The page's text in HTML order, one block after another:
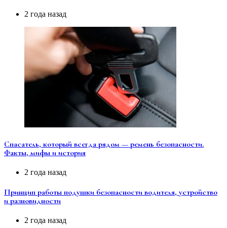
2 года назад
Спасатель, который всегда рядом — ремень безопасности.
Факты, мифы и история
2 года назад
Принцип работы подушки безопасности водителя, устройство
и разновидности
2 года назад